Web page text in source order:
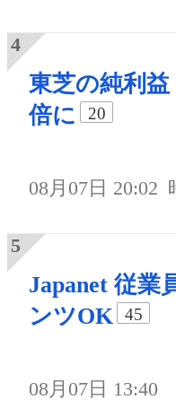
東芝の純利益
倍に
20
08月07日 20:02
Japanet 従業
ンツOK
45
08月07日 13:40